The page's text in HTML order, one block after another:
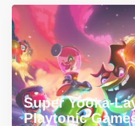
Super Yooka-
Playtonic